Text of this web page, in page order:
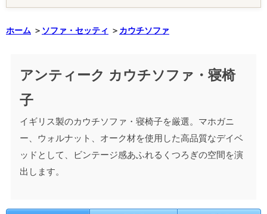
ホーム ＞ ソファ・セッティ ＞ カウチソファ
アンティーク カウチソファ・寝椅
子
イギリス製のカウチソファ・寝椅子を厳選。マホガニ
ー、ウォルナット、オーク材を使用した高品質なデイベ
ッドとして、ビンテージ感あふれるくつろぎの空間を演
出します。